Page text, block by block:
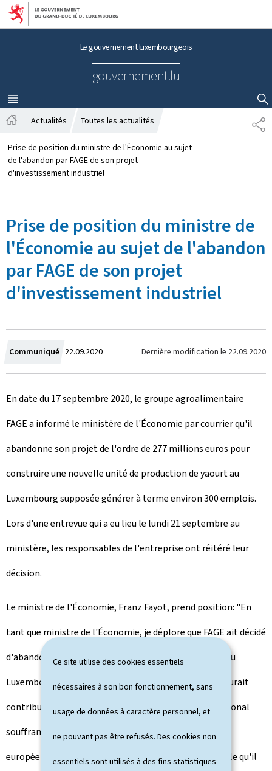
Ce site utilise des cookies essentiels
nécessaires à son bon fonctionnement, sans
usage de données à caractère personnel, et
ne pouvant pas être refusés. Des cookies non
essentiels sont utilisés à des fins statistiques
Aller au menu principal
Aller au contenu
Le gouvernement luxembourgeois
gouvernement.lu
MENU
PRINCIPAL
AFFICHER / MASQUER LA RECHERCHE
P
A
c
c
u
Actualités Toutes les actualités
Prise de position du ministre de l'Économie au sujet
de l'abandon par FAGE de son projet
d'investissement industriel
Prise de position du ministre de
l'Économie au sujet de l'abandon
par FAGE de son projet
d'investissement industriel
Communiqué C
r
é
e
l
e
22.09.2020 Dernière modification le 22.09.2020
En date du 17 septembre 2020, le groupe agroalimentaire
FAGE a informé le ministère de l'Économie par courrier qu'il
abandonne son projet de l'ordre de 277 millions euros pour
construire une nouvelle unité de production de yaourt au
Luxembourg supposée générer à terme environ 300 emplois.
Lors d'une entrevue qui a eu lieu le lundi 21 septembre au
ministère, les responsables de l'entreprise ont réitéré leur
décision.
Le ministre de l'Économie, Franz Fayot, prend position: "En
tant que ministre de l'Économie, je déplore que FAGE ait décidé
d'abandonner son projet d'investissement industriel au
Luxembourg après 4 années de procédures. Le projet aurait
contribué au développement du tissu économique régional
souffrant de la crise actuelle. L'industrie nationale et
européenne traversent actuellement une phase difficile qu'il